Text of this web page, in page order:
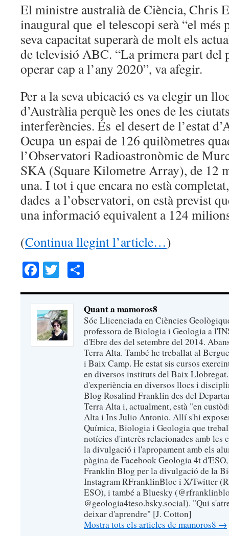
El ministre australià de Ciència, Chris
inaugural que el telescopi serà “el més
seva capacitat superarà de molt els
de televisió ABC. “La primera part del
operar cap a l’any 2020”, va afegir.
Per a la seva ubicació es va elegir un
d’Austràlia perquè les ones de les
interferències. És el desert de l’estat
Ocupa un espai de 126 quilòmetres
l’Observatori Radioastronòmic de
SKA (Square Kilometre Array), de 12
una. I tot i que encara no està
dades a l’observatori, on està previst
una informació equivalent a 124
(Continua llegint l’article…)
Facebook
Twitter
Quant a mamoros8
Sóc Llicenciada en Ciències
professora de Biologia i Geologia a
d'Ebre des del setembre del 2014.
Terra Alta. També he treballat al
i Baix Camp. He estat sis cursos
en diversos instituts del Baix
d'experiència en diversos llocs i
Blog Rosalind Franklin des del
Terra Alta i, actualment, està "en
Alta i Ins Julio Antonio. Allí s'hi
Química, Biologia i Geologia que
notícies d'interès relacionades amb les
la divulgació i l'apropament amb els
pàgina de Facebook Geologia 4t
Franklin Blog per la divulgació de la
Instagram RFranklinBloc i X/Twitter
ESO), i també a Bluesky
@geologia4teso.bsky.social). "Qui
deixar d'aprendre" [J. Cotton]
Mostra tots els articles de mamoros8 →